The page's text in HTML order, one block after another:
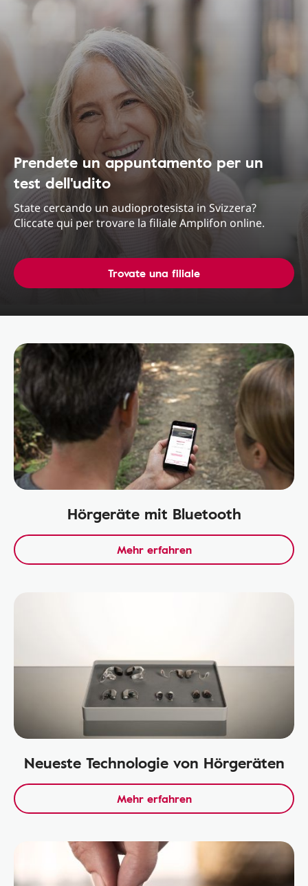
Prendete un appuntamento per un
test dell'udito
State cercando un audioprotesista in Svizzera?
Cliccate qui per trovare la filiale Amplifon online.
Trovate una filiale
Hörgeräte mit Bluetooth
Mehr erfahren
Neueste Technologie von Hörgeräten
Mehr erfahren